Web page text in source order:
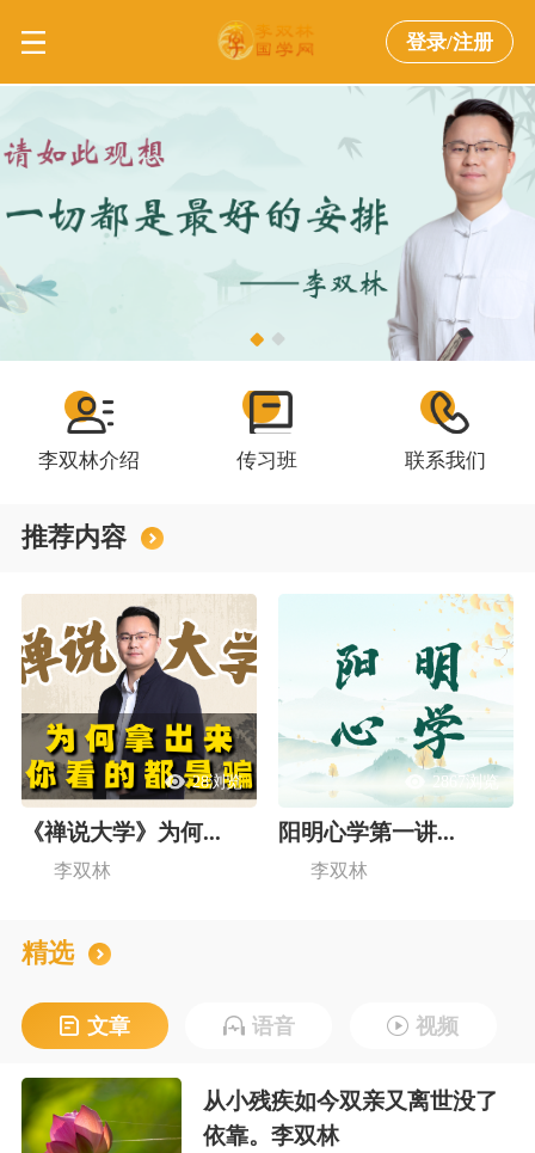
登录/注册
李双林介绍 传习班 联系我们
推荐内容
28浏览
《禅说大学》为何...
李双林
2867浏览
阳明心学第一讲...
李双林
精选
文章 语音 视频
从小残疾如今双亲又离世没了
依靠。李双林